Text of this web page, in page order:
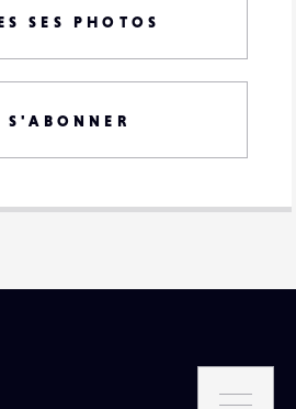
SES PHOTOS
S'ABONNER